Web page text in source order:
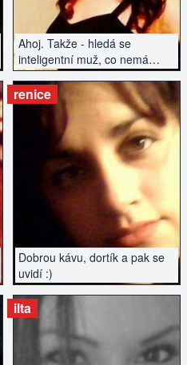
Ahoj. Takže - hledá se
inteligentní muž, co nemá
závazky a hledá vztah...
Dobrou kávu, dortík a pak se
uvidí :)
renice
ZOBRAZIT INZERÁT
ilta